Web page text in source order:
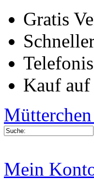
Gratis
Kauf auf
Mein